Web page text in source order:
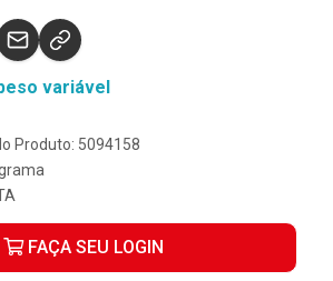
variável
Produto: 5094158
FAÇA SEU LOGIN